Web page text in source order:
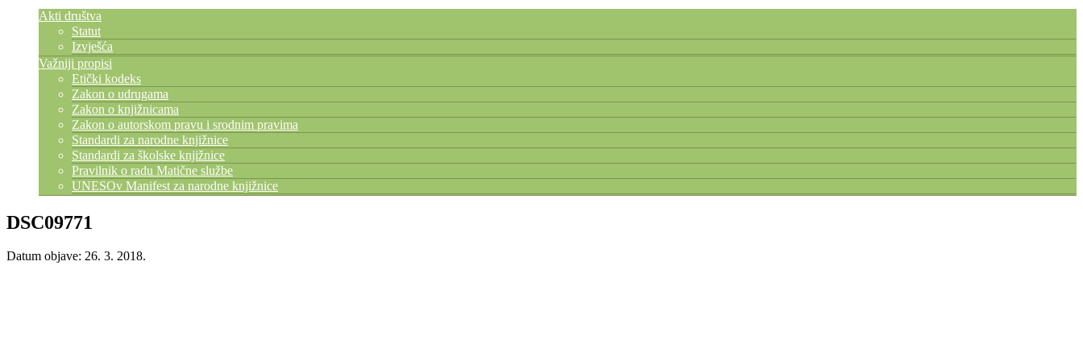
Akti društva
Statut
Izvješća
Važniji propisi
Etički kodeks
Zakon o udrugama
Zakon o knjižnicama
Zakon o autorskom pravu i srodnim pravima
Standardi za narodne knjižnice
Standardi za školske knjižnice
Pravilnik o radu Matične službe
UNESOv Manifest za narodne knjižnice
DSC09771
Datum objave: 26. 3. 2018.